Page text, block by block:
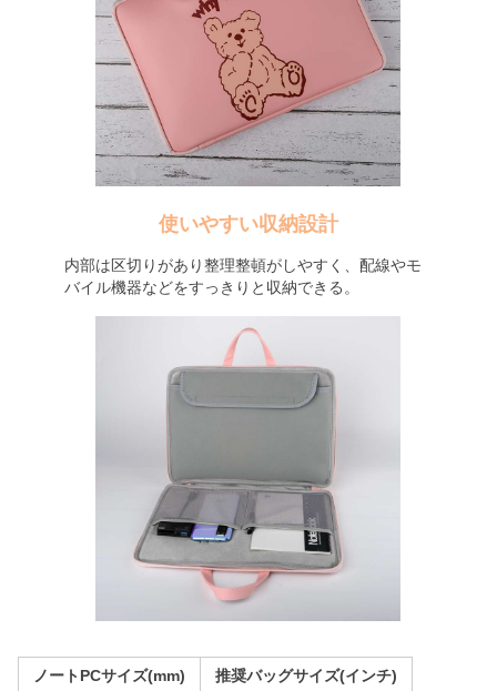
使いやすい収納設計
内部は区切りがあり整理整頓がしやすく、配線やモ
バイル機器などをすっきりと収納できる。
ノートPCサイズ(mm) 推奨バッグサイズ(インチ)